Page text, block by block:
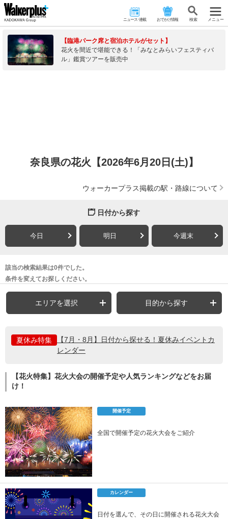
ニュース･連載 おでかけ情報 検 索 メニュー
【臨港パーク席と宿泊ホテルがセット】
花火を間近で堪能できる！「みなとみらいフェスティバ
ル」鑑賞ツアーを販売中
奈良県の花火【2026年6月20日(土)】
ウォーカープラス掲載の駅・路線について
日付から探す
今日 明日 今週末
該当の検索結果は0件でした。
条件を変えてお探しください。
エリアを選択 目的から探す
夏休み特集
【7月・8月】日付から探せる！夏休みイベントカ
レンダー
【花火特集】花火大会の開催予定や人気ランキングなどをお届
け！
開催予定
全国で開催予定の花火大会をご紹介
カレンダー
日付を選んで、その日に開催される花火大会